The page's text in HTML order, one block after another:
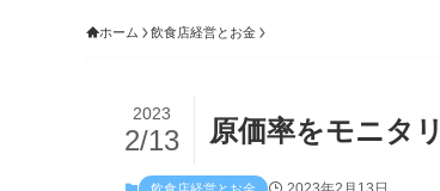
ホーム 飲食店経営とお金
原価率をモニタ
2023
2/13